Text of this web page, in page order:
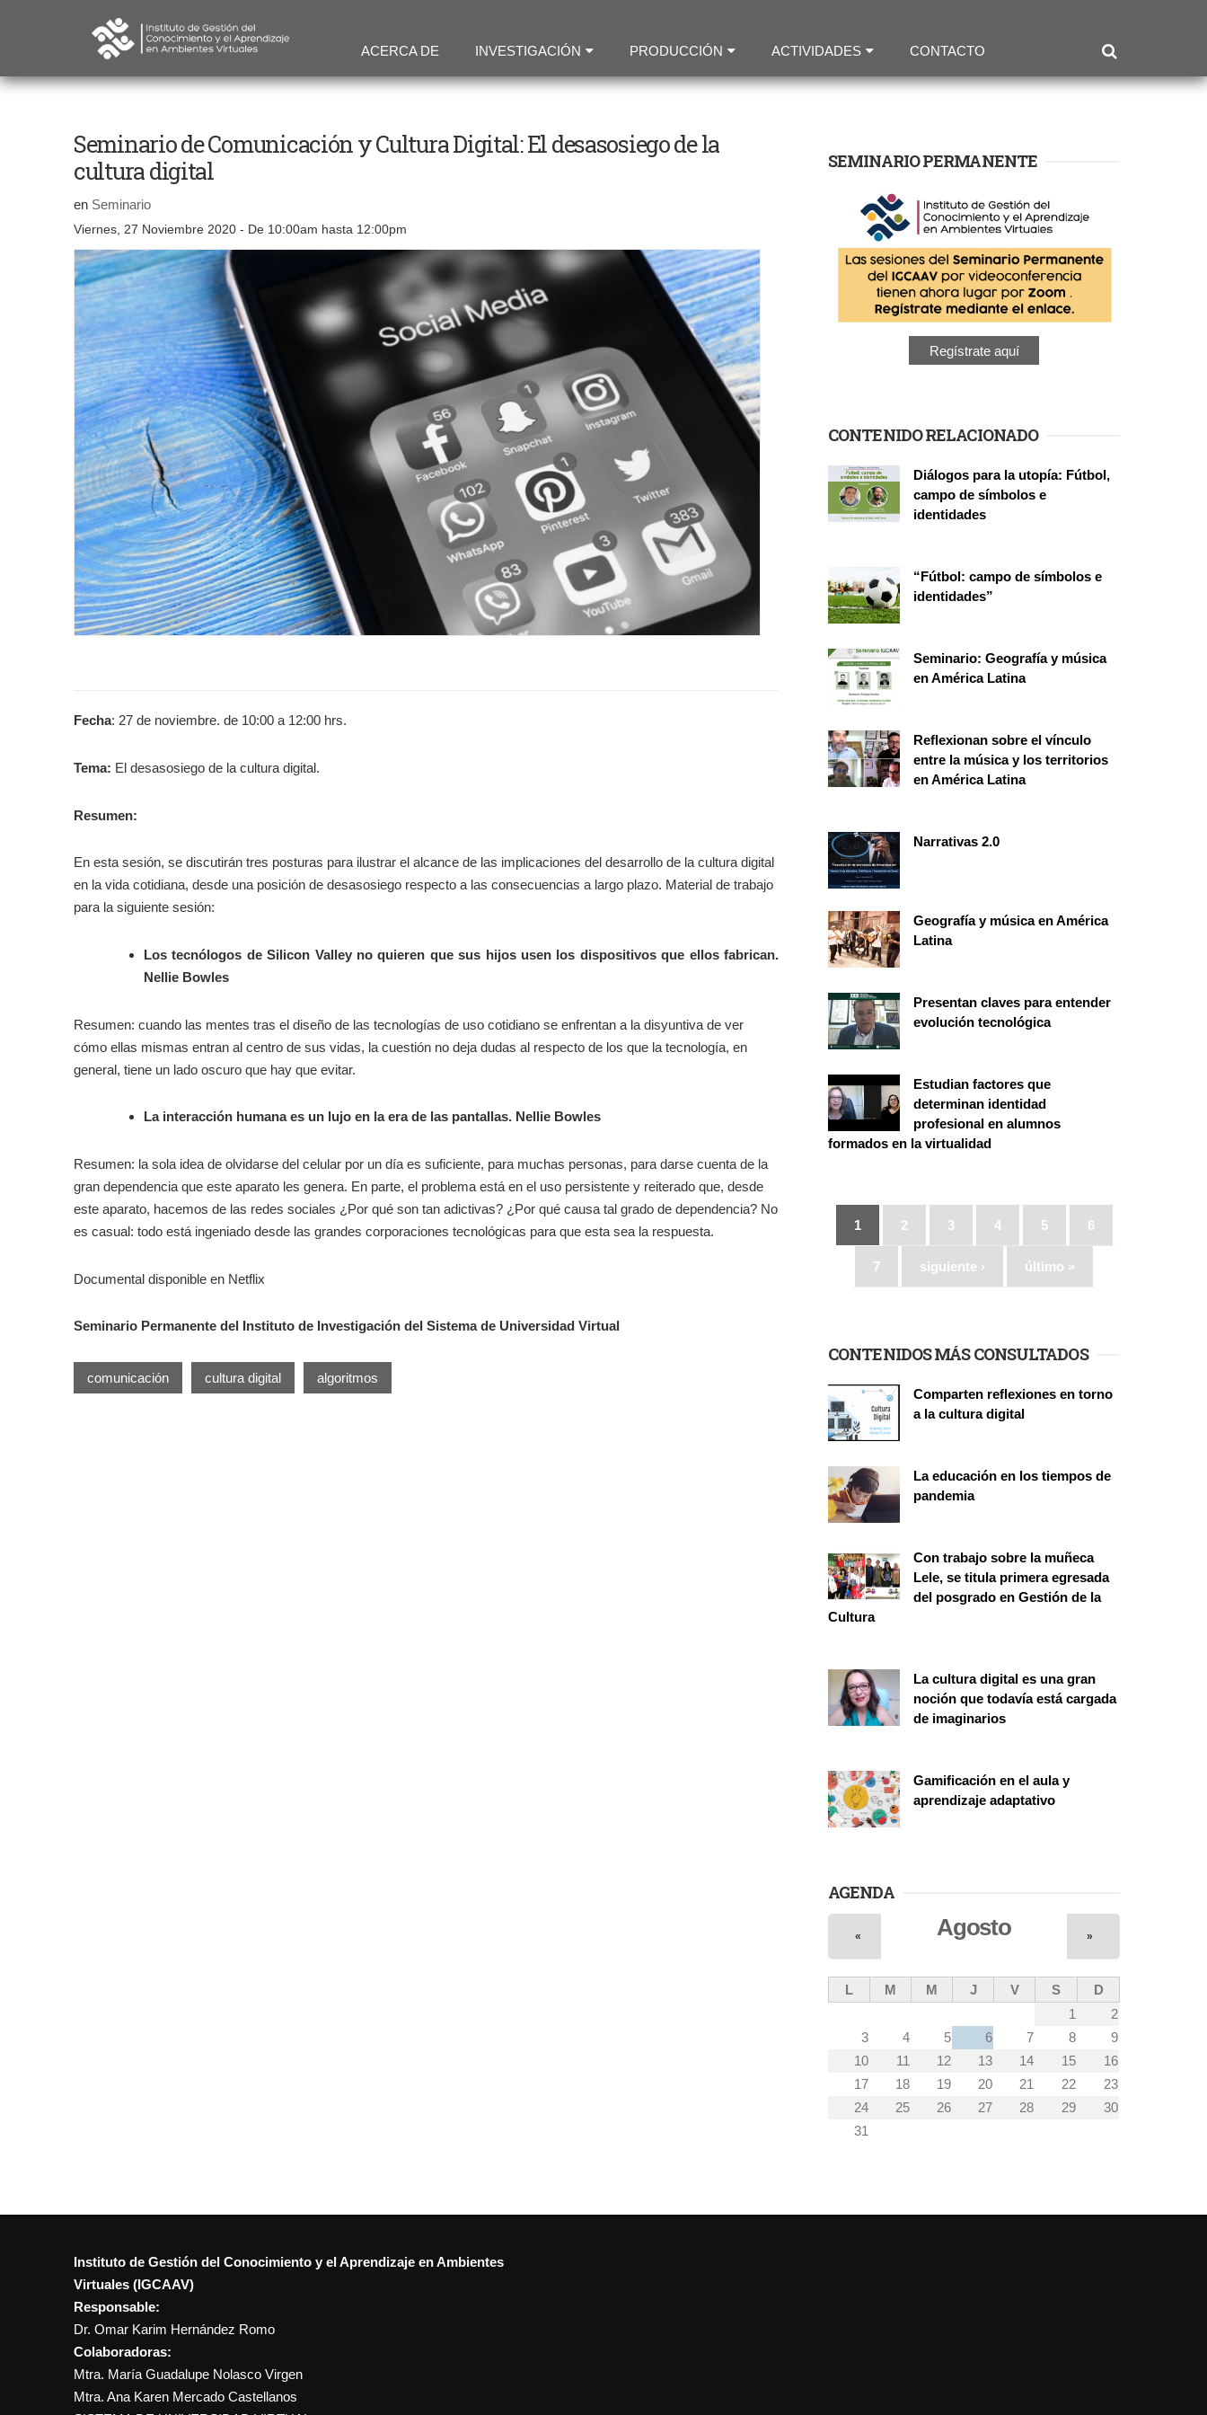
contenido
principal
ACERCA DE INVESTIGACIÓN PRODUCCIÓN ACTIVIDADES CONTACTO
Seminario de Comunicación y Cultura Digital: El desasosiego de la
cultura digital
en Seminario
Viernes, 27 Noviembre 2020 - De 10:00am hasta 12:00pm
Fecha: 27 de noviembre. de 10:00 a 12:00 hrs.
Tema: El desasosiego de la cultura digital.
Resumen:
En esta sesión, se discutirán tres posturas para ilustrar el alcance de las implicaciones del desarrollo de la cultura digital
en la vida cotidiana, desde una posición de desasosiego respecto a las consecuencias a largo plazo. Material de trabajo
para la siguiente sesión:
Los tecnólogos de Silicon Valley no quieren que sus hijos usen los dispositivos que ellos fabrican.
Nellie Bowles
Resumen: cuando las mentes tras el diseño de las tecnologías de uso cotidiano se enfrentan a la disyuntiva de ver
cómo ellas mismas entran al centro de sus vidas, la cuestión no deja dudas al respecto de los que la tecnología, en
general, tiene un lado oscuro que hay que evitar.
La interacción humana es un lujo en la era de las pantallas. Nellie Bowles
Resumen: la sola idea de olvidarse del celular por un día es suficiente, para muchas personas, para darse cuenta de la
gran dependencia que este aparato les genera. En parte, el problema está en el uso persistente y reiterado que, desde
este aparato, hacemos de las redes sociales ¿Por qué son tan adictivas? ¿Por qué causa tal grado de dependencia? No
es casual: todo está ingeniado desde las grandes corporaciones tecnológicas para que esta sea la respuesta.
Documental disponible en Netflix
Seminario Permanente del Instituto de Investigación del Sistema de Universidad Virtual
comunicación cultura digital algoritmos
SEMINARIO PERMANENTE
Regístrate aquí
CONTENIDO RELACIONADO
Diálogos para la utopía: Fútbol,
campo de símbolos e
identidades
“Fútbol: campo de símbolos e
identidades”
Seminario: Geografía y música
en América Latina
Reflexionan sobre el vínculo
entre la música y los territorios
en América Latina
Narrativas 2.0
Geografía y música en América
Latina
Presentan claves para entender
evolución tecnológica
Estudian factores que
determinan identidad
profesional en alumnos
formados en la virtualidad
Páginas
1 2 3 4 5 6
7 siguiente › último »
CONTENIDOS MÁS CONSULTADOS
Comparten reflexiones en torno
a la cultura digital
La educación en los tiempos de
pandemia
Con trabajo sobre la muñeca
Lele, se titula primera egresada
del posgrado en Gestión de la
Cultura
La cultura digital es una gran
noción que todavía está cargada
de imaginarios
Gamificación en el aula y
aprendizaje adaptativo
AGENDA
Agosto
« »
L M M J V S
D
1
2
3
4 5 6 7 8
9
10
11 12 13 14 15
16
17
18 19 20 21 22
23
24
25 26 27 28 29
30
31
Instituto de Gestión del Conocimiento y el Aprendizaje en Ambientes
Virtuales (IGCAAV)
Responsable:
Dr. Omar Karim Hernández Romo
Colaboradoras:
Mtra. María Guadalupe Nolasco Virgen
Mtra. Ana Karen Mercado Castellanos